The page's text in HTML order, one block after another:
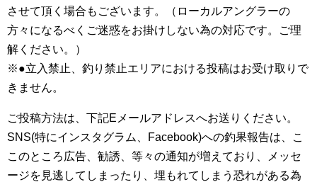
させて頂く場合もございます。（ローカルアングラーの
方々になるべくご迷惑をお掛けしない為の対応です。ご理
解ください。）
※●立入禁止、釣り禁止エリアにおける投稿はお受け取りで
きません。
ご投稿方法は、下記Eメールアドレスへお送りください。
SNS(特にインスタグラム、Facebook)への釣果報告は、こ
このところ広告、勧誘、等々の通知が増えており、メッセ
ージを見逃してしまったり、埋もれてしまう恐れがある為